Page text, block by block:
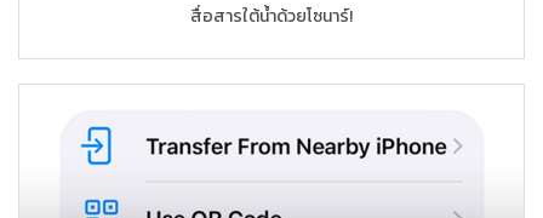
สื่อสารใต้น้ำด้วยโซนาร์!